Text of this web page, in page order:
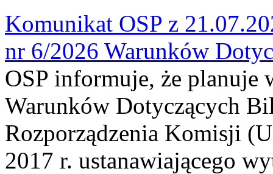
Komunikat OSP z
nr 6/2026 Warunków
OSP informuje, że planuje
Warunków Dotyczących
Rozporządzenia Komisji
2017 r. ustanawiającego